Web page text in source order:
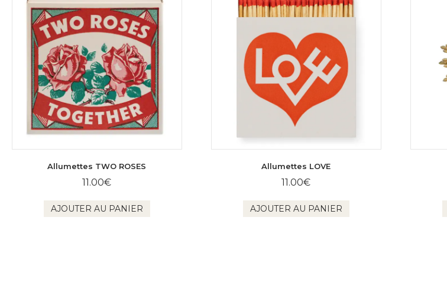
Allumettes TWO ROSES
11.00€
AJOUTER AU PANIER
Allumettes LOVE
11.00€
AJOUTER AU PANIER